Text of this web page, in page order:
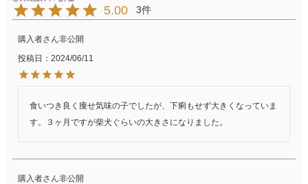
5.00 3
購入者
非公開
投稿日
2024/06/11
食いつき良く痩せ気味の子でしたが、下痢もせず大きくなっていま
す。３ヶ月ですが柴犬ぐらいの大きさになりました。
購入者
非公開